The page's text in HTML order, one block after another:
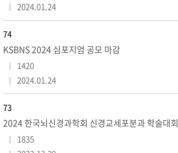
2024.01.24
74
KSBNS 2024 심포지엄 공모 마감
1420
2024.01.24
73
2024 한국뇌신경과학회 신경교세포분과 학술대회
1835